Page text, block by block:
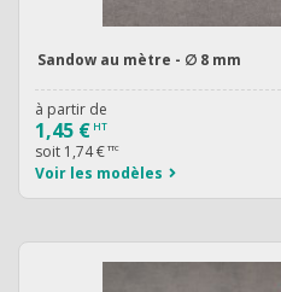
Sandow au mètre - ∅ 8 mm
à partir de
1,45 € HT
soit 1,74 € TTC
Voir les modèles